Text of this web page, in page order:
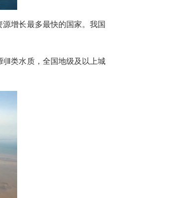
增长最多最快的国家。我国
Ⅱ类水质，全国地级及以上城